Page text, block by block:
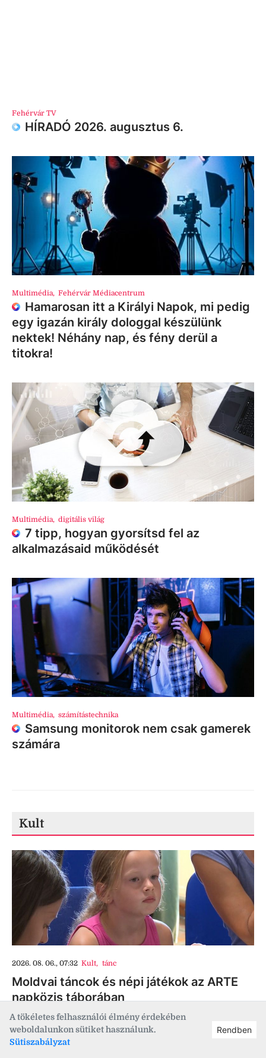
A tökéletes felhasználói élmény érdekében
weboldalunkon sütiket használunk.
Sütiszabályzat
Rendben
Fehérvár TV
HÍRADÓ 2026. augusztus 6.
Multimédia, Fehérvár Médiacentrum
Hamarosan itt a Királyi Napok, mi pedig
egy igazán király dologgal készülünk
nektek! Néhány nap, és fény derül a
titokra!
Multimédia, digitális világ
7 tipp, hogyan gyorsítsd fel az
alkalmazásaid működését
Multimédia, számítástechnika
Samsung monitorok nem csak gamerek
számára
Kult
2026. 08. 06., 07:32 Kult, tánc
Moldvai táncok és népi játékok az ARTE
napközis táborában
2026. 08. 05., 16:43